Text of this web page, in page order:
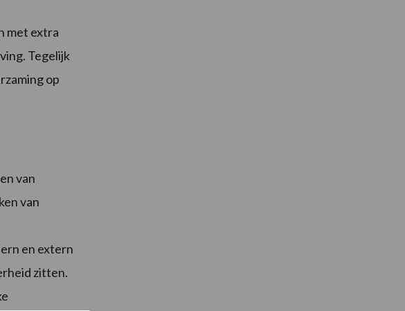
met extra
Tegelijk
op
van
van
en extern
zitten.